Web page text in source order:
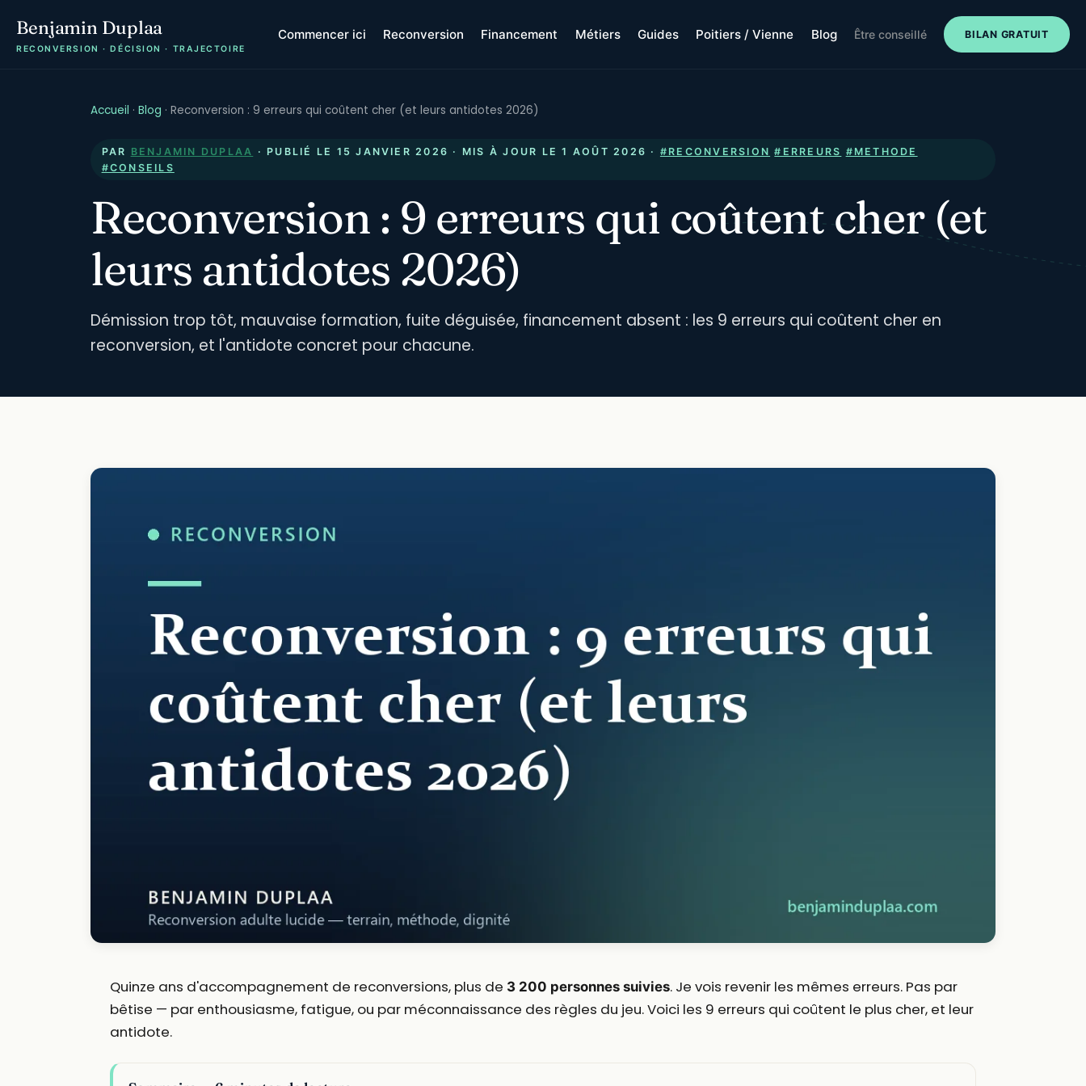
Benjamin Duplaa
RECONVERSION · DÉCISION · TRAJECTOIRE
Commencer ici Reconversion Financement Métiers Guides Poitiers / Vienne Blog Être conseillé BILAN GRATUIT
Accueil · Blog · Reconversion : 9 erreurs qui coûtent cher (et leurs antidotes 2026)
PAR BENJAMIN DUPLAA · PUBLIÉ LE 15 JANVIER 2026 · MIS À JOUR LE1 AOÛT 2026 · #RECONVERSION #ERREURS #METHODE
#CONSEILS
Reconversion : 9 erreurs qui coûtent cher (et
leurs antidotes 2026)
Démission trop tôt, mauvaise formation, fuite déguisée, financement absent : les 9 erreurs qui coûtent cher en
reconversion, et l'antidote concret pour chacune.
Quinze ans d'accompagnement de reconversions, plus de 3 200 personnes suivies. Je vois revenir les mêmes erreurs. Pas par
bêtise — par enthousiasme, fatigue, ou par méconnaissance des règles du jeu. Voici les 9 erreurs qui coûtent le plus cher, et leur
antidote.